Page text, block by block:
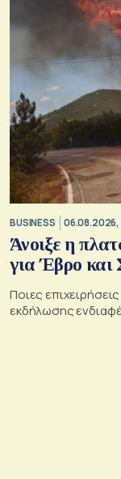
BUSINESS 06.08.2026,
Άνοιξε η
για Έβρο
Ποιες
εκδήλωσης